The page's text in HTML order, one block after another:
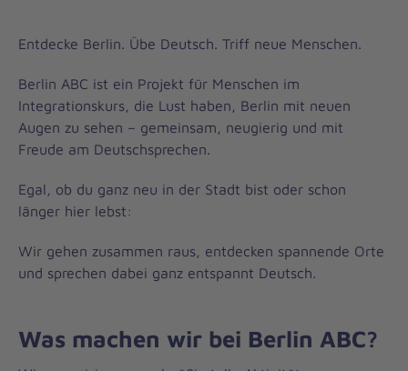
Entdecke Berlin. Übe Deutsch. Triff neue Menschen.
Berlin ABC ist ein Projekt für Menschen im
Integrationskurs, die Lust haben, Berlin mit neuen
Augen zu sehen – gemeinsam, neugierig und mit
Freude am Deutschsprechen.
Egal, ob du ganz neu in der Stadt bist oder schon
länger hier lebst:
Wir gehen zusammen raus, entdecken spannende Orte
und sprechen dabei ganz entspannt Deutsch.
Was machen wir bei Berlin ABC?